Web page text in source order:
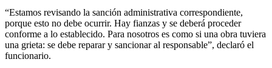
“Estamos revisando la sanción administrativa correspondiente,
porque esto no debe ocurrir. Hay fianzas y se deberá proceder
conforme a lo establecido. Para nosotros es como si una obra tuviera
una grieta: se debe reparar y sancionar al responsable”, declaró el
funcionario.